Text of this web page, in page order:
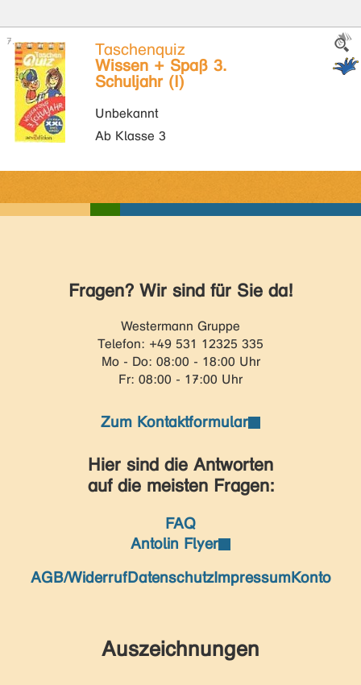
Taschenquiz
Wissen + Spaß 3.
Schuljahr (I)
Unbekannt
Ab Klasse 3